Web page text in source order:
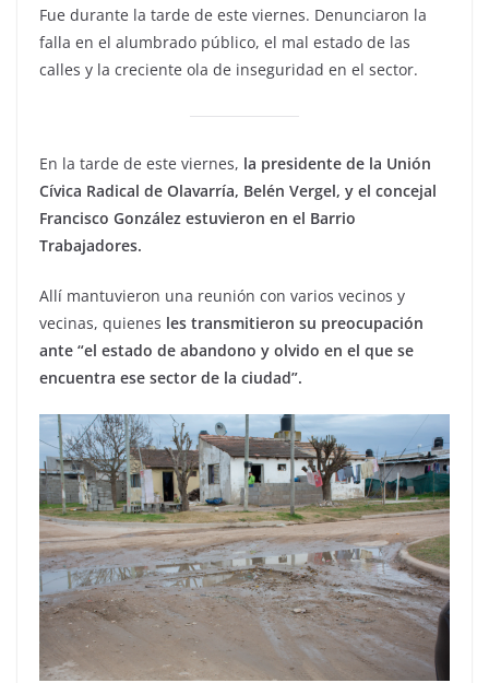
Fue durante la tarde de este viernes. Denunciaron la
falla en el alumbrado público, el mal estado de las
calles y la creciente ola de inseguridad en el sector.
En la tarde de este viernes, la presidente de la Unión
Cívica Radical de Olavarría, Belén Vergel, y el concejal
Francisco González estuvieron en el Barrio
Trabajadores.
Allí mantuvieron una reunión con varios vecinos y
vecinas, quienes les transmitieron su preocupación
ante “el estado de abandono y olvido en el que se
encuentra ese sector de la ciudad”.